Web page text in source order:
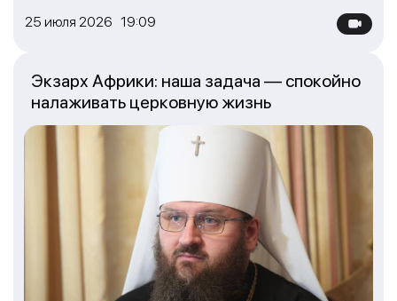
25 июля 2026 19:09
Экзарх Африки: наша задача — спокойно
налаживать церковную жизнь